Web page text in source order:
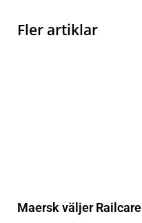
Fler artiklar
Maersk väljer Railcare